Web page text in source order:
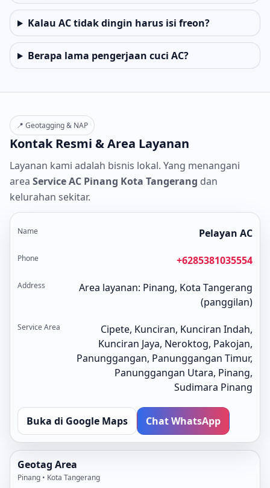
Kalau AC tidak dingin harus isi freon?
Berapa lama pengerjaan cuci AC?
📍 Geotagging & NAP
Kontak Resmi & Area Layanan
Layanan kami adalah bisnis lokal. Yang menangani
area Service AC Pinang Kota Tangerang dan
kelurahan sekitar.
Name Pelayan AC
Phone +6285381035554
Address
Area layanan: Pinang, Kota Tangerang
(panggilan)
Service Area
Cipete, Kunciran, Kunciran Indah,
Kunciran Jaya, Neroktog, Pakojan,
Panunggangan, Panunggangan Timur,
Panunggangan Utara, Pinang,
Sudimara Pinang
Buka di Google Maps Chat WhatsApp
Geotag Area
Pinang • Kota Tangerang